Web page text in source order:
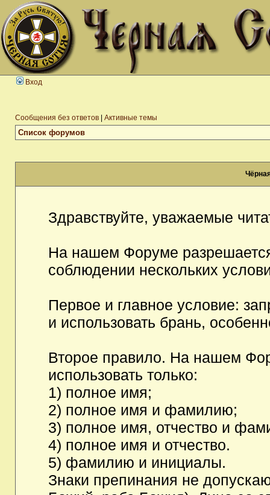
Вход
Сообщения без ответов Активные темы
Список форумов
Здравствуйте, уважаемые
На нашем Форуме
соблюдении нескольких
Первое и главное условие:
и использовать брань,
Второе правило. На нашем
использовать только:
1) полное имя;
2) полное имя и фамилию;
3) полное имя, отчество и
4) полное имя и отчество.
5) фамилию и инициалы.
Знаки препинания не